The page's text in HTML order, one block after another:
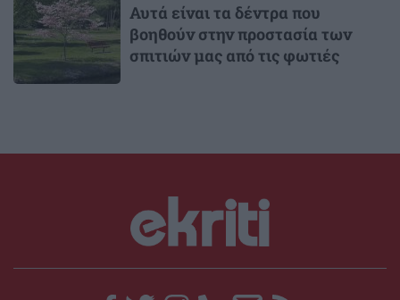
Αυτά είναι τα δέντρα που
βοηθούν στην προστασία των
σπιτιών μας από τις φωτιές